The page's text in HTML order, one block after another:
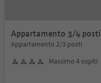
Appartamento 3/4 posti
Appartamento 2/3 posti
Massimo 4 ospiti